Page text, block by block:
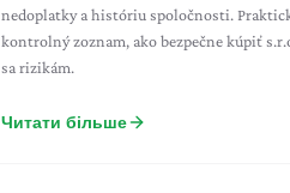
nedoplatky a históriu spoločnosti.
kontrolný zoznam, ako bezpečne kúpiť
sa rizikám.
Читати більше